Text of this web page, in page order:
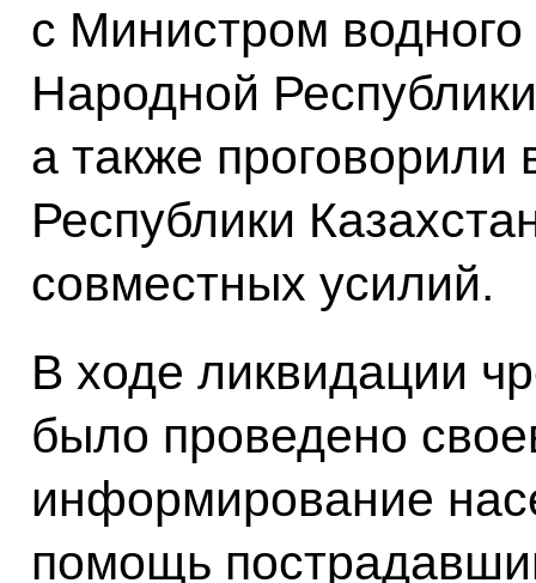
с Министром водного
Народной
а также
Республики
совместных усилий.
В ходе ликвидации
было проведено
информирование
помощь